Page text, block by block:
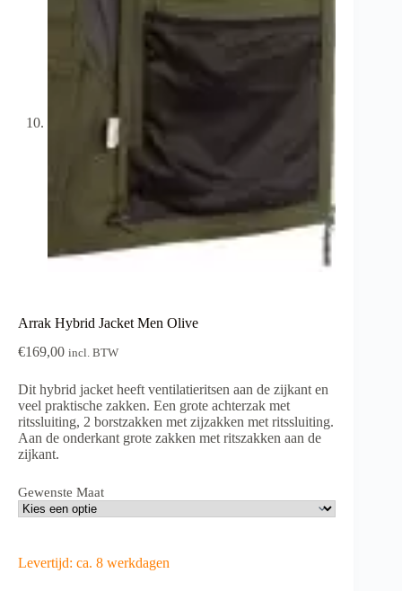
Arrak Hybrid Jacket Men Olive
€169,00 incl. BTW
Dit hybrid jacket heeft ventilatieritsen aan de zijkant en
veel praktische zakken. Een grote achterzak met
ritssluiting, 2 borstzakken met zijzakken met ritssluiting.
Aan de onderkant grote zakken met ritszakken aan de
zijkant.
Gewenste Maat
Levertijd: ca. 8 werkdagen